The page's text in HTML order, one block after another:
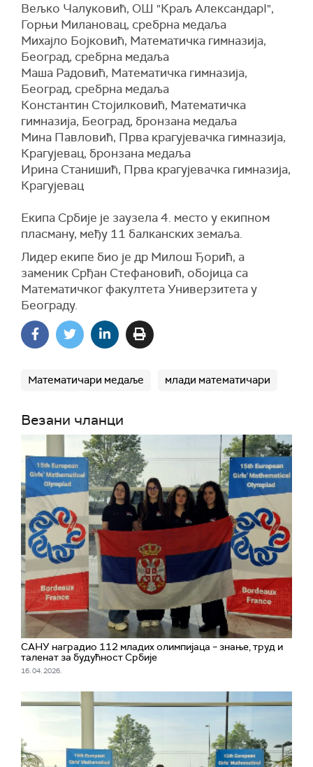
Вељко Чалуковић, ОШ "Краљ АлександарI",
Горњи Милановац, сребрна медаља
Михајло Бојковић, Математичка гимназија,
Београд, сребрна медаља
Маша Радовић, Математичка гимназија,
Београд, сребрна медаља
Константин Стојилковић, Математичка
гимназија, Београд, бронзана медаља
Мина Павловић, Прва крагујевачка гимназија,
Крагујевац, бронзана медаља
Ирина Станишић, Прва крагујевачка гимназија,
Крагујевац
Екипа Србије је заузела 4. место у екипном
пласману, међу 11 балканских земаља.
Лидер екипе био је др Милош Ђорић, а
заменик Срђан Стефановић, обојица са
Математичког факултета Универзитета у
Београду.
Математичари медаље млади математичари
Везани чланци
САНУ наградио 112 младих олимпијаца – знање, труд и
таленат за будућност Србије
16. 04. 2026.